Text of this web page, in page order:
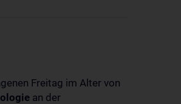
Freitag im Alter von
an der